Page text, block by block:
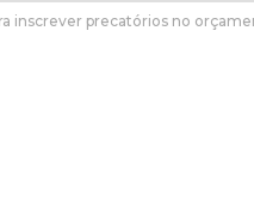
inscrever precatórios no